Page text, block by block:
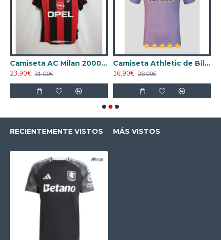
Camiseta AC Milan 2000/2001 Local Retro
23.90€ 31.00€
Camiseta Athletic de Bilbao 2024/2025 Alternativo
16.90€ 28.00€
RECIENTEMENTE VISTOS MÁS VISTOS